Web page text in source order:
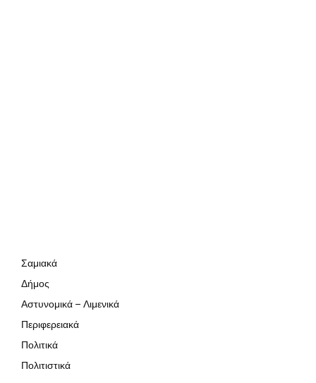
Σαμιακά
Δήμος
Αστυνομικά – Λιμενικά
Περιφερειακά
Πολιτικά
Πολιτιστικά